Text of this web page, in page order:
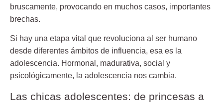
bruscamente, provocando en muchos casos, importantes
brechas.
Si hay una etapa vital que revoluciona al ser humano
desde diferentes ámbitos de influencia, esa es la
adolescencia. Hormonal, madurativa, social y
psicológicamente, la adolescencia nos cambia.
Las chicas adolescentes: de princesas a